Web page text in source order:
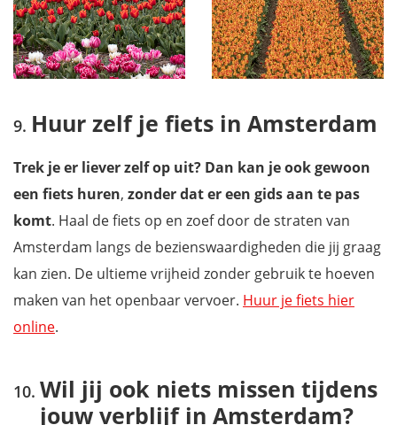
Huur zelf je fiets in Amsterdam
Trek je er liever zelf op uit? Dan kan je ook gewoon
een fiets huren, zonder dat er een gids aan te pas
komt. Haal de fiets op en zoef door de straten van
Amsterdam langs de bezienswaardigheden die jij graag
kan zien. De ultieme vrijheid zonder gebruik te hoeven
maken van het openbaar vervoer. Huur je fiets hier
online.
Wil jij ook niets missen tijdens
jouw verblijf in Amsterdam?